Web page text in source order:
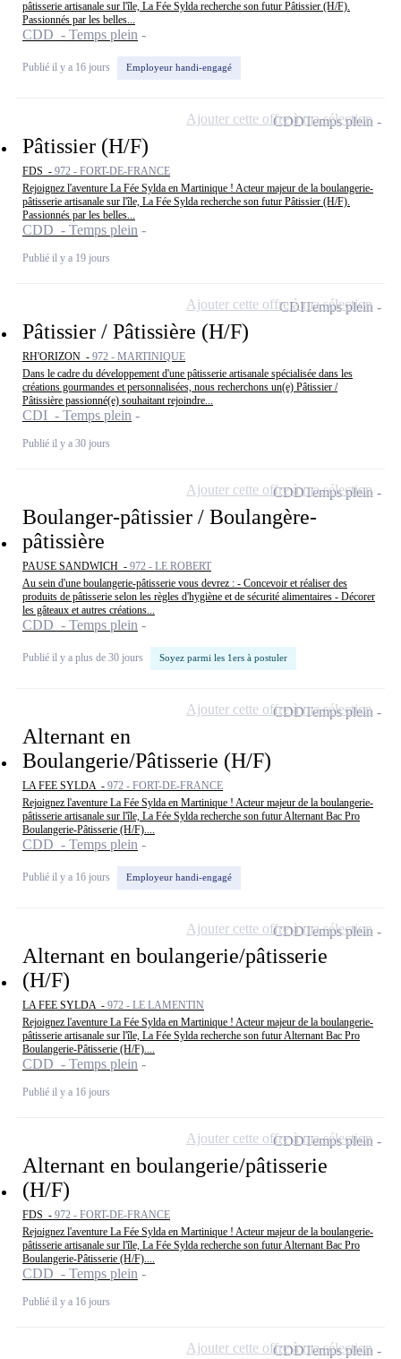
pâtisserie artisanale sur l'île, La Fée Sylda recherche son futur Pâtissier (H/F).
Passionnés par les belles...
CDD - Temps plein
Publié il y a 16 jours Employeur handi-engagé
Pâtissier (H/F)
FDS - 972 - FORT-DE-FRANCE
Rejoignez l'aventure La Fée Sylda en Martinique ! Acteur majeur de la boulangerie-
pâtisserie artisanale sur l'île, La Fée Sylda recherche son futur Pâtissier (H/F).
Passionnés par les belles...
CDD - Temps plein
Publié il y a 19 jours
CDDTemps plein
Ajouter cette offre à ma sélection
Pâtissier / Pâtissière (H/F)
RH'ORIZON - 972 - MARTINIQUE
Dans le cadre du développement d'une pâtisserie artisanale spécialisée dans les
créations gourmandes et personnalisées, nous recherchons un(e) Pâtissier /
Pâtissière passionné(e) souhaitant rejoindre...
CDI - Temps plein
Publié il y a 30 jours
CDITemps plein
Ajouter cette offre à ma sélection
Boulanger-pâtissier / Boulangère-
pâtissière
PAUSE SANDWICH - 972 - LE ROBERT
Au sein d'une boulangerie-pâtisserie vous devrez : - Concevoir et réaliser des
produits de pâtisserie selon les règles d'hygiène et de sécurité alimentaires - Décorer
les gâteaux et autres créations...
CDD - Temps plein
Publié il y a plus de 30 jours Soyez parmi les 1ers à postuler
CDDTemps plein
Ajouter cette offre à ma sélection
Alternant en
Boulangerie/Pâtisserie (H/F)
LA FEE SYLDA - 972 - FORT-DE-FRANCE
Rejoignez l'aventure La Fée Sylda en Martinique ! Acteur majeur de la boulangerie-
pâtisserie artisanale sur l'île, La Fée Sylda recherche son futur Alternant Bac Pro
Boulangerie-Pâtisserie (H/F)....
CDD - Temps plein
Publié il y a 16 jours Employeur handi-engagé
CDDTemps plein
Ajouter cette offre à ma sélection
Alternant en boulangerie/pâtisserie
(H/F)
LA FEE SYLDA - 972 - LE LAMENTIN
Rejoignez l'aventure La Fée Sylda en Martinique ! Acteur majeur de la boulangerie-
pâtisserie artisanale sur l'île, La Fée Sylda recherche son futur Alternant Bac Pro
Boulangerie-Pâtisserie (H/F)....
CDD - Temps plein
Publié il y a 16 jours
CDDTemps plein
Ajouter cette offre à ma sélection
Alternant en boulangerie/pâtisserie
(H/F)
FDS - 972 - FORT-DE-FRANCE
Rejoignez l'aventure La Fée Sylda en Martinique ! Acteur majeur de la boulangerie-
pâtisserie artisanale sur l'île, La Fée Sylda recherche son futur Alternant Bac Pro
Boulangerie-Pâtisserie (H/F)....
CDD - Temps plein
Publié il y a 16 jours
CDDTemps plein
Ajouter cette offre à ma sélection
CDDTemps plein
Ajouter cette offre à ma sélection